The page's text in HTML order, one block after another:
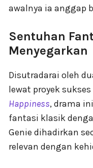
awalnya ia anggap
Sentuhan
Menyegarkan
Disutradarai oleh
lewat proyek
Happiness, drama
fantasi klasik
Genie dihadirkan
relevan dengan